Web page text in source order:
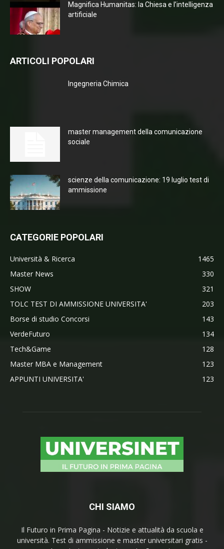
Magnifica Humanitas: la Chiesa e l’intelligenza
artificiale
ARTICOLI POPOLARI
Ingegneria Chimica
master management della comunicazione
sociale
scienze della comunicazione: 19 luglio test di
ammissione
CATEGORIE POPOLARI
Università & Ricerca
1465
Master News
330
SHOW
321
TOLC TEST DI AMMISSIONE UNIVERSITA'
203
Borse di studio Concorsi
143
VerdeFuturo
134
Tech&Game
128
Master MBA e Management
123
APPUNTI UNIVERSITA'
123
CHI SIAMO
Il Futuro in Prima Pagina - Notizie e attualità da scuola e
università. Test di ammissione e master universitari gratis -